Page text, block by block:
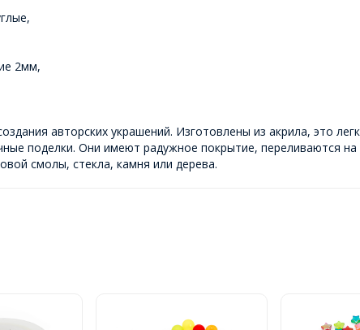
2мм,
авторских украшений. Изготовлены из акрила, это
поделки. Они имеют радужное покрытие, переливаются на
смолы, стекла, камня или дерева.